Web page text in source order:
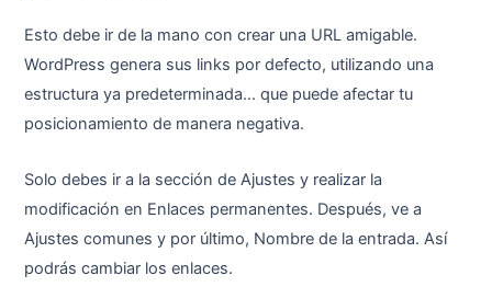
Esto debe ir de la mano con crear una URL amigable.
WordPress genera sus links por defecto, utilizando una
estructura ya predeterminada… que puede afectar tu
posicionamiento de manera negativa.
Solo debes ir a la sección de Ajustes y realizar la
modificación en Enlaces permanentes. Después, ve a
Ajustes comunes y por último, Nombre de la entrada. Así
podrás cambiar los enlaces.